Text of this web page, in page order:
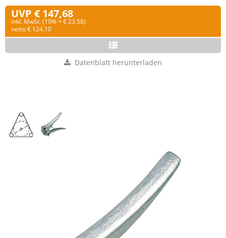
UVP € 147,68
inkl. MwSt. (19% = € 23,58)
netto € 124,10
Datenblatt herunterladen